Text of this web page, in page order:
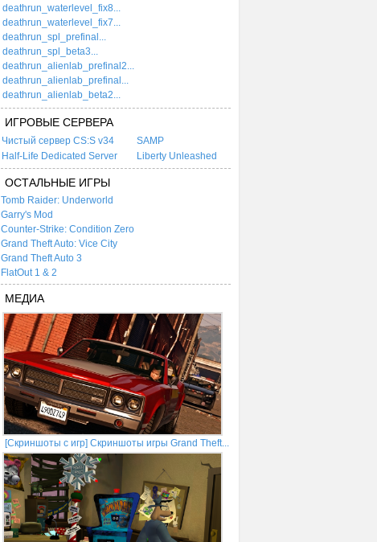
deathrun_waterlevel_fix8...
deathrun_waterlevel_fix7...
deathrun_spl_prefinal...
deathrun_spl_beta3...
deathrun_alienlab_prefinal2...
deathrun_alienlab_prefinal...
deathrun_alienlab_beta2...
ИГРОВЫЕ СЕРВЕРА
Чистый сервер CS:S v34
SAMP
Half-Life Dedicated Server
Liberty Unleashed
ОСТАЛЬНЫЕ ИГРЫ
Tomb Raider: Underworld
Garry's Mod
Counter-Strike: Condition Zero
Grand Theft Auto: Vice City
Grand Theft Auto 3
FlatOut 1 & 2
МЕДИА
[Скриншоты с игр] Скриншоты игры Grand Theft...